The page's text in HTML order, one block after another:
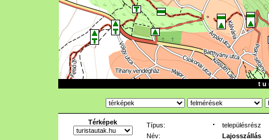
t u
Térképek Típus:
településrész
Név:
Lajosszállás